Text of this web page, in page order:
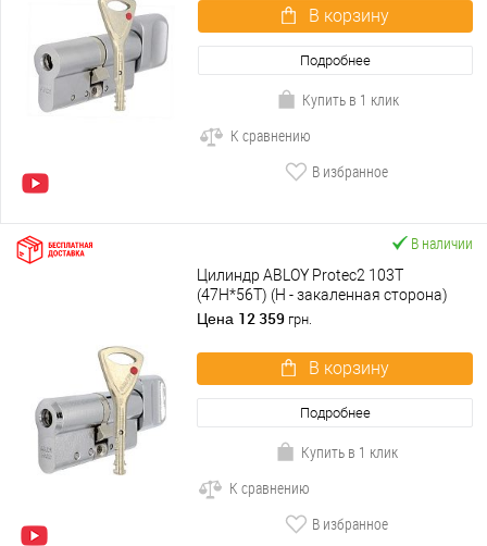
В корзину
Подробнее
Купить в 1 клик
К сравнению
В избранное
В наличии
Цилиндр ABLOY Protec2 103T
(47H*56T) (H - закаленная сторона)
хром полированный
Цена 12 359 грн.
В корзину
Подробнее
Купить в 1 клик
К сравнению
В избранное